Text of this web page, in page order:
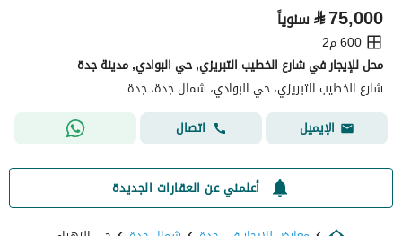
⃁75,000 سنوياً
600 م2
محل للإيجار في شارع الخطيب التبريزي, حي البوادي, مدينة جدة
شارع الخطيب التبريزي، حي البوادي، شمال جدة، جدة
الإيميل
اتصال
أعلمني عن العقارات الجديدة